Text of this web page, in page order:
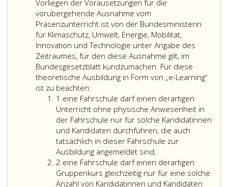
nach
dem
in
der
Anlage
10a
enthaltenen
Lehrplan
erfolgen.
Lehrvorträge
sind
durch
Vorführungen
und
Übungen,
insbesondere
auch
Vorliegen der Vorausetzungen für die
vorübergehende Ausnahme vom
Präsenzunterricht ist von der Bundesministerin
für Klimaschutz, Umwelt, Energie, Mobilität,
Innovation und Technologie unter Angabe des
Zeitraumes, für den diese Ausnahme gilt, im
Bundesgesetzblatt kundzumachen. Für diese
theoretische Ausbildung in Form von „e-Learning“
ist zu beachten:
1.Ziffer
eins
eine Fahrschule darf einen derartigen
Unterricht ohne physische Anwesenheit in
der Fahrschule nur für solche Kandidatinnen
und Kandidaten durchführen, die auch
tatsächlich in dieser Fahrschule zur
Ausbildung angemeldet sind;
2.Ziffer
2
eine Fahrschule darf einen derartigen
Gruppenkurs gleichzeitig nur für eine solche
Anzahl von Kandidatinnen und Kandidaten